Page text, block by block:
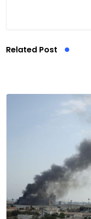
Related Post